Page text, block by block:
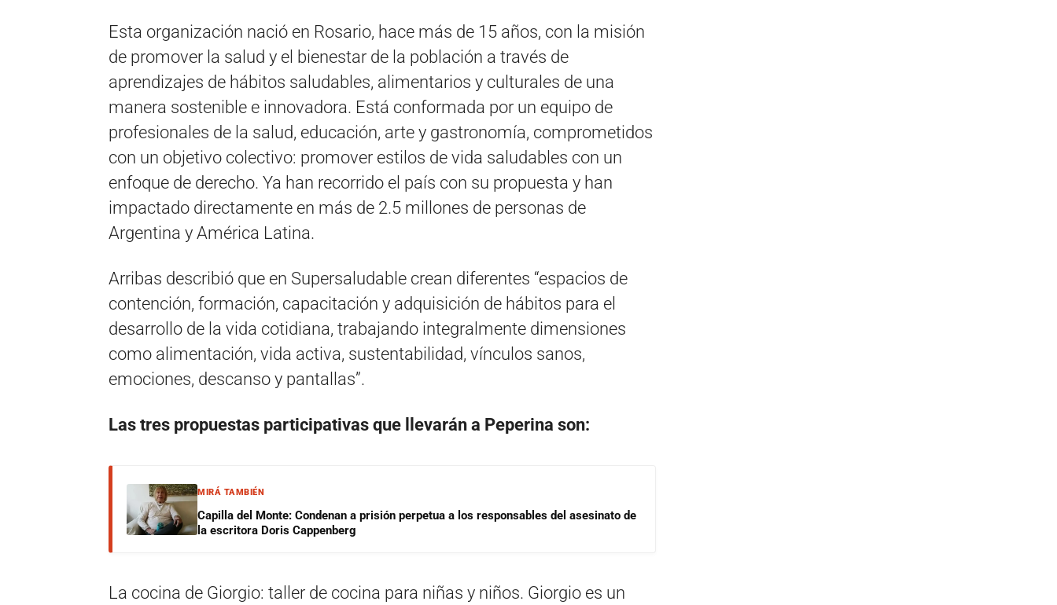
Esta organización nació en Rosario, hace más de 15 años, con la misión
de promover la salud y el bienestar de la población a través de
aprendizajes de hábitos saludables, alimentarios y culturales de una
manera sostenible e innovadora. Está conformada por un equipo de
profesionales de la salud, educación, arte y gastronomía, comprometidos
con un objetivo colectivo: promover estilos de vida saludables con un
enfoque de derecho. Ya han recorrido el país con su propuesta y han
impactado directamente en más de 2.5 millones de personas de
Argentina y América Latina.
Arribas describió que en Supersaludable crean diferentes “espacios de
contención, formación, capacitación y adquisición de hábitos para el
desarrollo de la vida cotidiana, trabajando integralmente dimensiones
como alimentación, vida activa, sustentabilidad, vínculos sanos,
emociones, descanso y pantallas”.
Las tres propuestas participativas que llevarán a Peperina son:
MIRÁ TAMBIÉN
Capilla del Monte: Condenan a prisión perpetua a los responsables del asesinato de
la escritora Doris Cappenberg
La cocina de Giorgio: taller de cocina para niñas y niños. Giorgio es un